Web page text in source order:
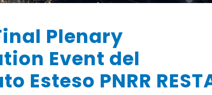
Plenary
Event del
Esteso PNRR